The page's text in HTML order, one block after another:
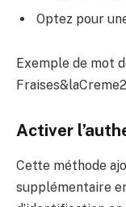
Optez pour
Exemple de mot
Activer
Cette méthode
supplémentaire